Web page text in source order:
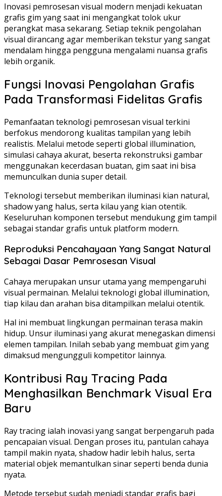
Inovasi pemrosesan visual modern menjadi kekuatan
grafis gim yang saat ini mengangkat tolok ukur
perangkat masa sekarang. Setiap teknik pengolahan
visual dirancang agar memberikan tekstur yang sangat
mendalam hingga pengguna mengalami nuansa grafis
lebih organik.
Fungsi Inovasi Pengolahan Grafis
Pada Transformasi Fidelitas Grafis
Pemanfaatan teknologi pemrosesan visual terkini
berfokus mendorong kualitas tampilan yang lebih
realistis. Melalui metode seperti global illumination,
simulasi cahaya akurat, beserta rekonstruksi gambar
menggunakan kecerdasan buatan, gim saat ini bisa
memunculkan dunia super detail.
Teknologi tersebut memberikan iluminasi kian natural,
shadow yang halus, serta kilau yang kian otentik.
Keseluruhan komponen tersebut mendukung gim tampil
sebagai standar grafis untuk platform modern.
Reproduksi Pencahayaan Yang Sangat Natural
Sebagai Dasar Pemrosesan Visual
Cahaya merupakan unsur utama yang mempengaruhi
visual permainan. Melalui teknologi global illumination,
tiap kilau dan arahan bisa ditampilkan melalui otentik.
Hal ini membuat lingkungan permainan terasa makin
hidup. Unsur iluminasi yang akurat menegaskan dimensi
elemen tampilan. Inilah sebab yang membuat gim yang
dimaksud mengungguli kompetitor lainnya.
Kontribusi Ray Tracing Pada
Menghasilkan Benchmark Visual Era
Baru
Ray tracing ialah inovasi yang sangat berpengaruh pada
pencapaian visual. Dengan proses itu, pantulan cahaya
tampil makin nyata, shadow hadir lebih halus, serta
material objek memantulkan sinar seperti benda dunia
nyata.
Metode tersebut sudah menjadi standar grafis bagi